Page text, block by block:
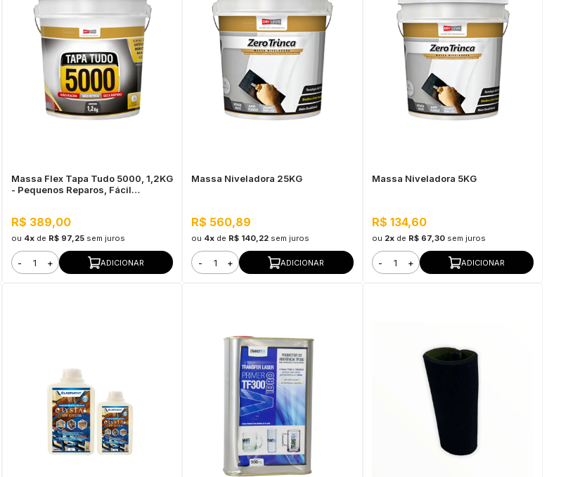
Massa Flex Tapa Tudo 5000, 1,2KG
- Pequenos Reparos, Fácil
R$ 389,00
ou 4xde R$ 97,25 sem juros
- + ADICIONAR
Massa Niveladora 25KG
R$ 560,89
ou 4x de R$ 140,22 sem juros
- + ADICIONAR
Massa Niveladora 5KG
R$ 134,60
ou 2xde R$ 67,30 sem juros
- + ADICIONAR